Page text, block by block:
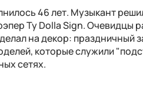
46 лет. Музыкант
Ty Dolla Sign. Очевидцы
на декор: праздничный
которые служили
сетях.